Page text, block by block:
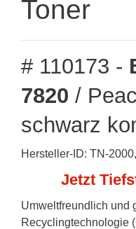
Toner
# 110173 -
7820 /
schwarz
Hersteller-ID: TN-
Jetzt
Umweltfreundlich und
Recyclingtechnologie